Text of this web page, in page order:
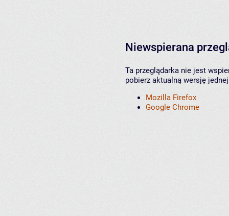
Niewspierana
Ta przeglądarka nie jest
pobierz aktualną wersję
Mozilla Firefox
Google Chrome